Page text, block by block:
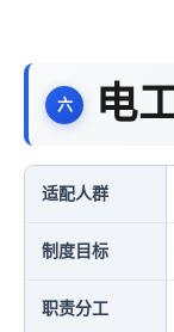
电
适配人群
制度目标
职责分工